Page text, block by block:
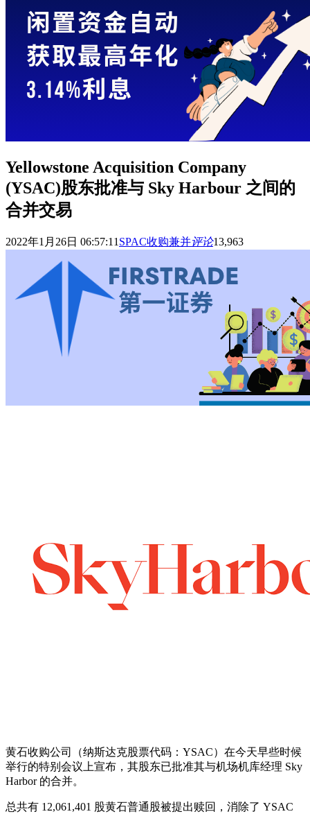
Yellowstone Acquisition Company
(YSAC)股东批准与 Sky Harbour 之间的
合并交易
2022年1月26日 06:57:11 SPAC收购兼并评论13,963
黄石收购公司（纳斯达克股票代码：YSAC）在今天早些时候
举行的特别会议上宣布，其股东已批准其与机场机库经理 Sky
Harbor 的合并。
总共有 12,061,401 股黄石普通股被提出赎回，消除了 YSAC